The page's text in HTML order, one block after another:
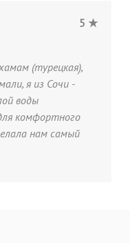
5 ★
(турецкая),
я из Сочи -
воды
комфортного
нам самый
- мы же